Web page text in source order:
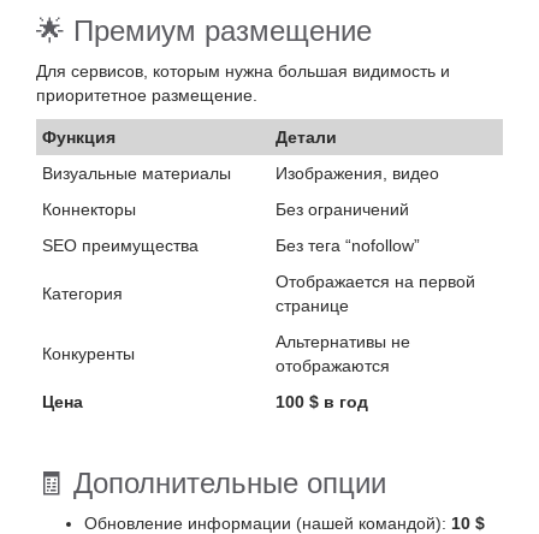
🌟 Премиум размещение
Для сервисов, которым нужна большая видимость и
приоритетное размещение.
Функция
Детали
Визуальные материалы
Изображения, видео
Коннекторы
Без ограничений
SEO преимущества
Без тега “nofollow”
Категория
Отображается на первой
странице
Конкуренты
Альтернативы не
отображаются
Цена
100 $ в год
🧾 Дополнительные опции
Обновление информации (нашей командой): 10 $